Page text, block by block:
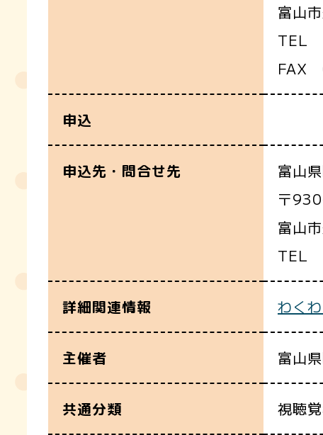
富山
TEL
FAX
申込
申込先・問合せ先
富山
〒
富山
TEL
詳細関連情報 わく
主催者 富山
共通分類 視聴